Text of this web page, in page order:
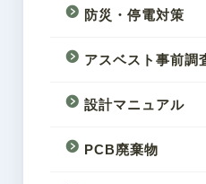
防災・停電対策
アスベスト事前調
設計マニュアル
PCB廃棄物